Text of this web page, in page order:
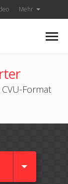
Mehr
Format